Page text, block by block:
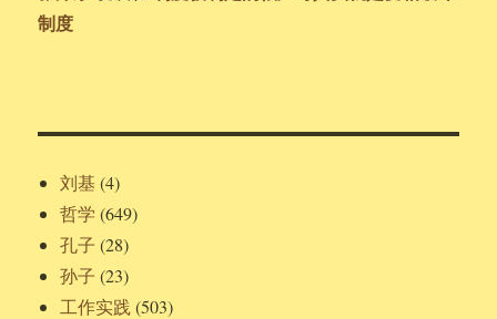
制度
刘基 (4)
哲学 (649)
孔子 (28)
孙子 (23)
工作实践 (503)